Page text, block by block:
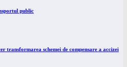
public
transformarea schemei de compensare a accizei